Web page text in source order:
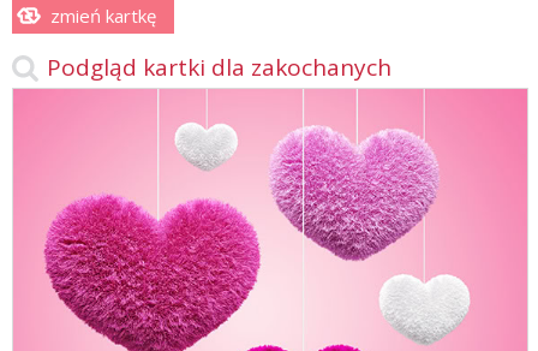
zmień kartkę
Podgląd kartki dla zakochanych